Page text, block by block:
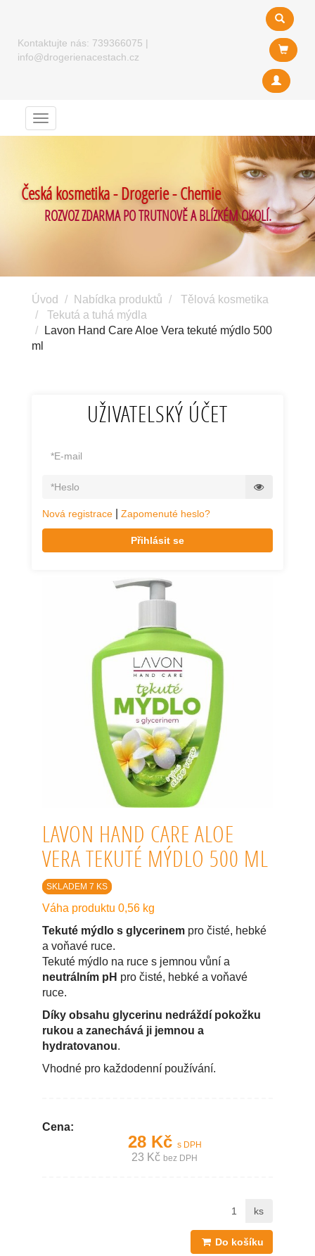
Kontaktujte nás: 739366075 |
info@drogerienacestach.cz
Menu
Česká kosmetika - Drogerie - Chemie
ROZVOZ ZDARMA PO TRUTNOVĚ A BLÍZKÉM OKOLÍ.
Úvod Nabídka produktů
Tělová kosmetika
Tekutá a tuhá mýdla
Lavon Hand Care Aloe Vera tekuté mýdlo 500
ml
UŽIVATELSKÝ ÚČET
Nová registrace Zapomenuté heslo?
Přihlásit se
LAVON HAND CARE ALOE
VERA TEKUTÉ MÝDLO 500 ML
SKLADEM 7 KS
Váha produktu 0,56 kg
Tekuté mýdlo s glycerinem pro čisté, hebké
a voňavé ruce.
Tekuté mýdlo na ruce s jemnou vůní a
neutrálním pH pro čisté, hebké a voňavé
ruce.
Díky obsahu glycerinu nedráždí pokožku
rukou a zanechává ji jemnou a
hydratovanou.
Vhodné pro každodenní používání.
Cena:
28 Kč s DPH
23 Kč bez DPH
ks
Do košíku